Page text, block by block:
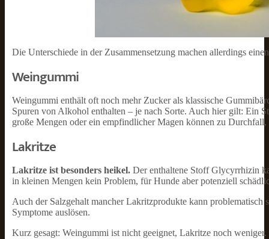
Die Unterschiede in der Zusammensetzung machen allerdings
Weingummi
Weingummi enthält oft noch mehr Zucker als klassische
Spuren von Alkohol enthalten – je nach Sorte. Auch hier gilt: Ein
große Mengen oder ein empfindlicher Magen können zu
Lakritze
Lakritze ist besonders heikel. Der enthaltene Stoff Glycyrrhizin
in kleinen Mengen kein Problem, für Hunde aber potenziell
Auch der Salzgehalt mancher Lakritzprodukte kann
Symptome auslösen.
Kurz gesagt: Weingummi ist nicht geeignet, Lakritze noch